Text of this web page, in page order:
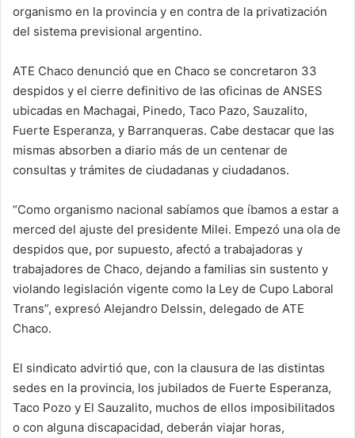
organismo en la provincia y en contra de la privatización
del sistema previsional argentino.
ATE Chaco denunció que en Chaco se concretaron 33
despidos y el cierre definitivo de las oficinas de ANSES
ubicadas en Machagai, Pinedo, Taco Pazo, Sauzalito,
Fuerte Esperanza, y Barranqueras. Cabe destacar que las
mismas absorben a diario más de un centenar de
consultas y trámites de ciudadanas y ciudadanos.
“Como organismo nacional sabíamos que íbamos a estar a
merced del ajuste del presidente Milei. Empezó una ola de
despidos que, por supuesto, afectó a trabajadoras y
trabajadores de Chaco, dejando a familias sin sustento y
violando legislación vigente como la Ley de Cupo Laboral
Trans”, expresó Alejandro Delssin, delegado de ATE
Chaco.
El sindicato advirtió que, con la clausura de las distintas
sedes en la provincia, los jubilados de Fuerte Esperanza,
Taco Pozo y El Sauzalito, muchos de ellos imposibilitados
o con alguna discapacidad, deberán viajar horas,